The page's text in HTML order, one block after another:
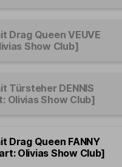
Drag Queen VEUVE
Show Club]
Türsteher DENNIS
Olivias Show Club]
Drag Queen FANNY
Olivias Show Club]